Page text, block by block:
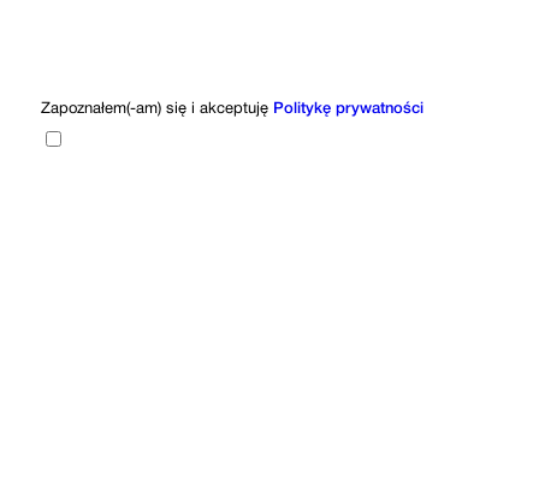
Zapoznałem(-am) się i akceptuję Politykę prywatności